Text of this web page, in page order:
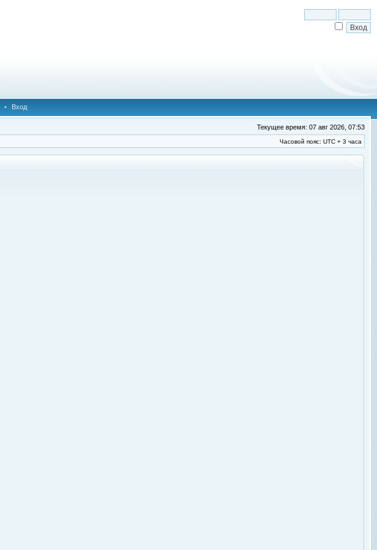
• Вход
Текущее время: 07 авг 2026, 07:53
Часовой пояс: UTC + 3 часа